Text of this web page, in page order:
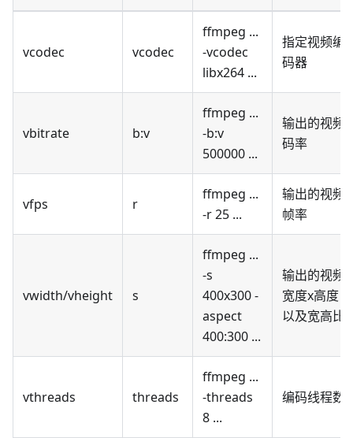
vcodec vcodec
ffmpeg ...
-vcodec
libx264 ...
指定视频编
码器
vbitrate b:v
ffmpeg ...
-b:v
500000 ...
输出的视频
码率
vfps r
ffmpeg ...
-r 25 ...
输出的视频
帧率
vwidth/vheight s
ffmpeg ...
-s
400x300 -
aspect
400:300 ...
输出的视频
宽度x高度，
以及宽高比
vthreads threads
ffmpeg ...
-threads
8 ...
编码线程数